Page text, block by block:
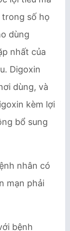
trong số họ
dùng
nhất của
Digoxin
dùng, và
kèm lợi
bổ sung
nhân có
mạn phải
bệnh